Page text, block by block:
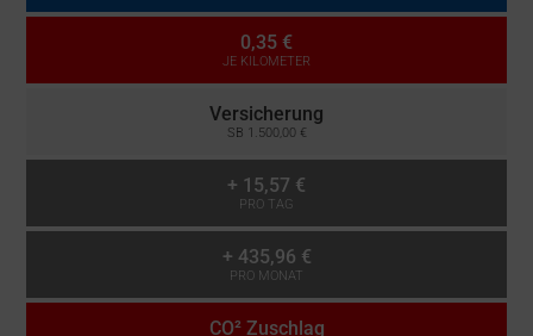
0,35 €
JE KILOMETER
Versicherung
SB 1.500,00 €
+ 15,57 €
PRO TAG
+ 435,96 €
PRO MONAT
CO² Zuschlag